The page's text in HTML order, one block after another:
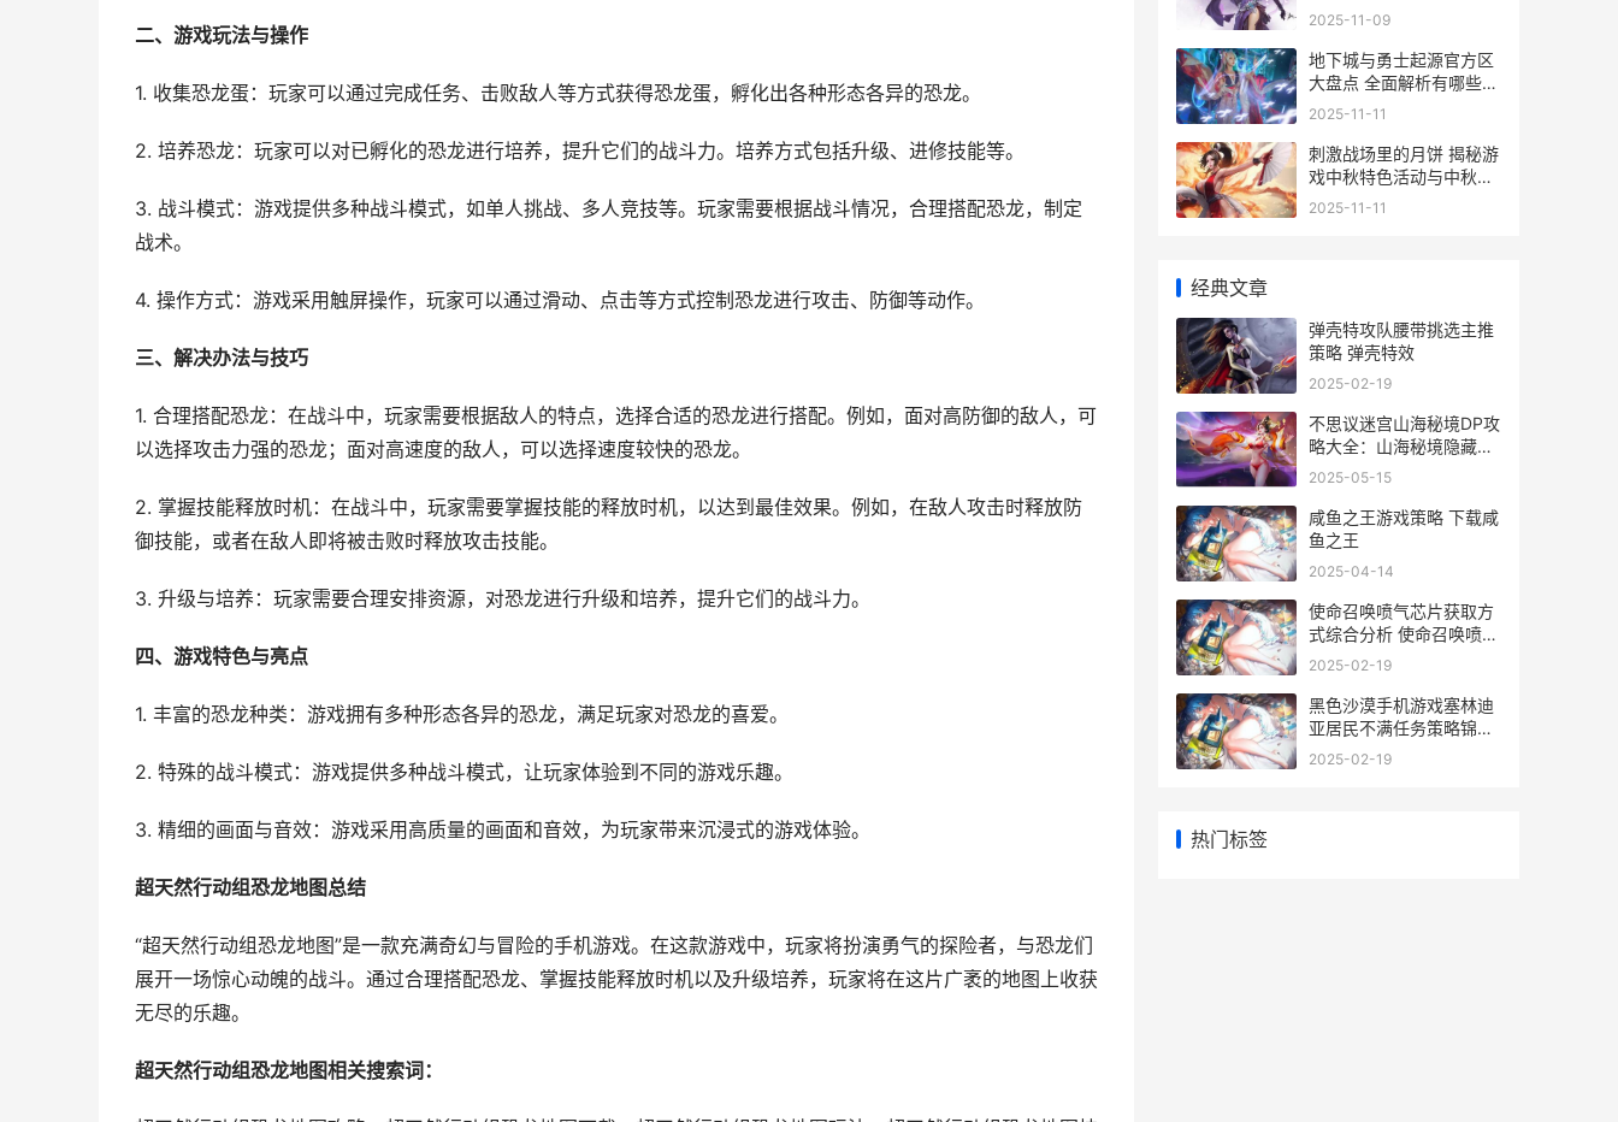
二、游戏玩法与操作
1. 收集恐龙蛋：玩家可以通过完成任务、击败敌人等方式获得恐龙蛋，孵化出各种形态各异的恐龙。
2. 培养恐龙：玩家可以对已孵化的恐龙进行培养，提升它们的战斗力。培养方式包括升级、进修技能等。
3. 战斗模式：游戏提供多种战斗模式，如单人挑战、多人竞技等。玩家需要根据战斗情况，合理搭配恐龙，制定
战术。
4. 操作方式：游戏采用触屏操作，玩家可以通过滑动、点击等方式控制恐龙进行攻击、防御等动作。
三、解决办法与技巧
1. 合理搭配恐龙：在战斗中，玩家需要根据敌人的特点，选择合适的恐龙进行搭配。例如，面对高防御的敌人，可
以选择攻击力强的恐龙；面对高速度的敌人，可以选择速度较快的恐龙。
2. 掌握技能释放时机：在战斗中，玩家需要掌握技能的释放时机，以达到最佳效果。例如，在敌人攻击时释放防
御技能，或者在敌人即将被击败时释放攻击技能。
3. 升级与培养：玩家需要合理安排资源，对恐龙进行升级和培养，提升它们的战斗力。
四、游戏特色与亮点
1. 丰富的恐龙种类：游戏拥有多种形态各异的恐龙，满足玩家对恐龙的喜爱。
2. 特殊的战斗模式：游戏提供多种战斗模式，让玩家体验到不同的游戏乐趣。
3. 精细的画面与音效：游戏采用高质量的画面和音效，为玩家带来沉浸式的游戏体验。
超天然行动组恐龙地图总结
“超天然行动组恐龙地图”是一款充满奇幻与冒险的手机游戏。在这款游戏中，玩家将扮演勇气的探险者，与恐龙们
展开一场惊心动魄的战斗。通过合理搭配恐龙、掌握技能释放时机以及升级培养，玩家将在这片广袤的地图上收获
无尽的乐趣。
超天然行动组恐龙地图相关搜索词：
秘车神壁纸背后的故事
2025-11-09
地下城与勇士起源官方区
大盘点 全面解析有哪些官
方区等你探险
2025-11-11
刺激战场里的月饼 揭秘游
戏中秋特色活动与中秋礼
盒
2025-11-11
经典文章
弹壳特攻队腰带挑选主推
策略 弹壳特效
2025-02-19
不思议迷宫山海秘境DP攻
略大全：山海秘境隐藏彩
蛋DP速刷阵容推荐[多图]
2025-05-15
咸鱼之王游戏策略 下载咸
鱼之王
2025-04-14
使命召唤喷气芯片获取方
式综合分析 使命召唤喷气
芯片双指能改单指吗?
2025-02-19
黑色沙漠手机游戏塞林迪
亚居民不满任务策略锦集
黑色沙漠mobile手游
2025-02-19
热门标签